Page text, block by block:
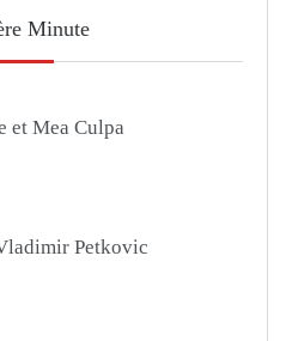
Minute
et Mea Culpa
Petkovic